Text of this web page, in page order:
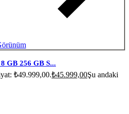
GB 256 GB S...
₺49.999,00.₺45.999,00Şu andaki